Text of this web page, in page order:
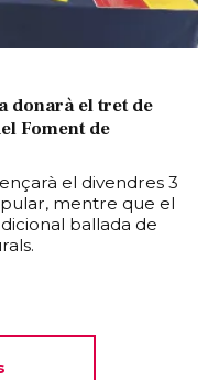
donarà el tret de
Foment de
el divendres 3
mentre que el
ballada de